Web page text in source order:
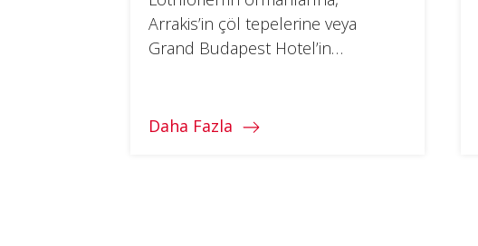
Arrakis’in çöl tepelerine veya
Grand Budapest Hotel’in
belirlediğini görmüş olurdunuz.
Daha Fazla